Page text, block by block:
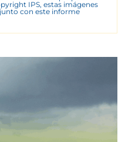
IPS, estas imágenes
con este informe